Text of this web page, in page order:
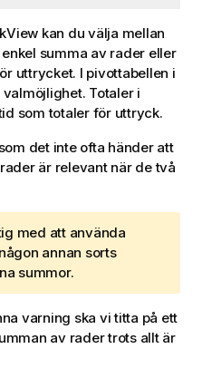
kan du välja mellan
summa av rader eller
uttrycket. I pivottabellen i
Totaler i
som totaler för uttryck.
det inte ofta händer att
är relevant när de två
med att använda
annan sorts
summor.
varning ska vi titta på ett
av rader trots allt är